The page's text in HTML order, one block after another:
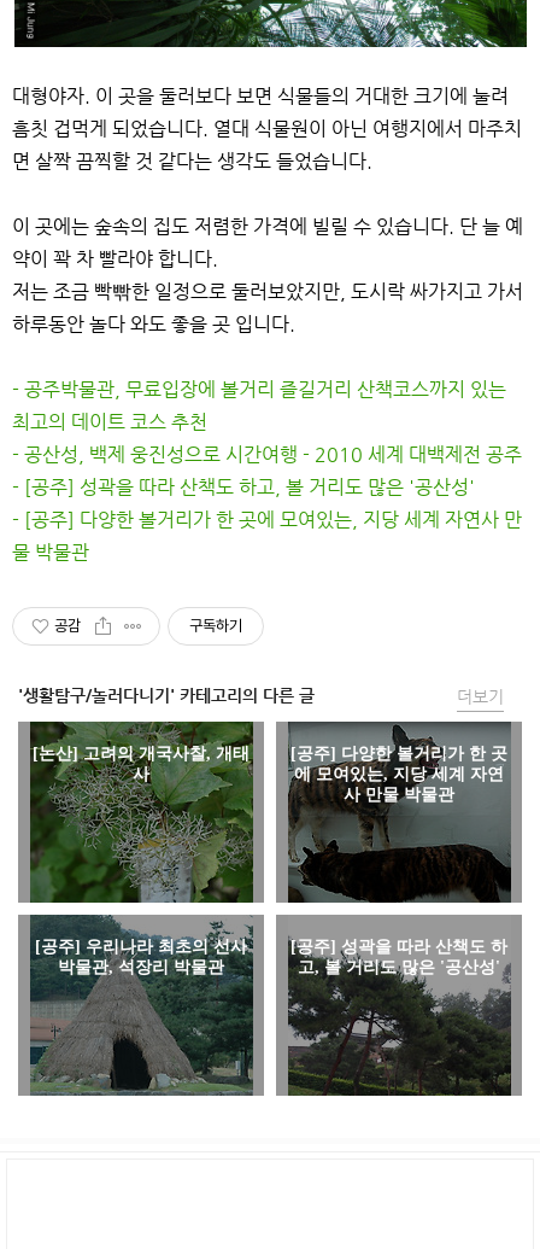
대형야자. 이 곳을 둘러보다 보면 식물들의 거대한 크기에 눌려
흠칫 겁먹게 되었습니다. 열대 식물원이 아닌 여행지에서 마주치
면 살짝 끔찍할 것 같다는 생각도 들었습니다.
이 곳에는 숲속의 집도 저렴한 가격에 빌릴 수 있습니다. 단 늘 예
약이 꽉 차 빨라야 합니다.
저는 조금 빡빢한 일정으로 둘러보았지만, 도시락 싸가지고 가서
하루동안 놀다 와도 좋을 곳 입니다.
- 공주박물관, 무료입장에 볼거리 즐길거리 산책코스까지 있는
최고의 데이트 코스 추천
- 공산성, 백제 웅진성으로 시간여행 - 2010 세계 대백제전 공주
- [공주] 성곽을 따라 산책도 하고, 볼 거리도 많은 '공산성'
- [공주] 다양한 볼거리가 한 곳에 모여있는, 지당 세계 자연사 만
물 박물관
공감 구독하기
'생활탐구/놀러다니기' 카테고리의 다른 글
[논산] 고려의 개국사찰, 개태
사
[공주] 다양한 볼거리가 한 곳
에 모여있는, 지당 세계 자연
사 만물 박물관
[공주] 우리나라 최초의 선사
박물관, 석장리 박물관
[공주] 성곽을 따라 산책도 하
고, 볼 거리도 많은 '공산성'
더보기